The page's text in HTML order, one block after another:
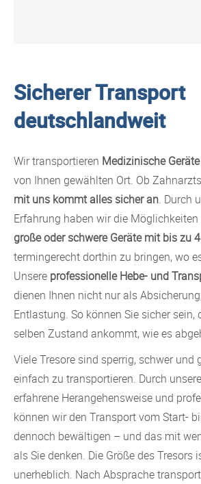
Sicherer Transport
deutschlandweit
Wir transportieren Medizinische Geräte
von Ihnen gewählten Ort. Ob
mit uns kommt alles sicher an. Durch
Erfahrung haben wir die
große oder schwere Geräte mit bis zu
termingerecht dorthin zu bringen, wo
Unsere professionelle Hebe- und
dienen Ihnen nicht nur als
Entlastung. So können Sie sicher sein,
selben Zustand ankommt, wie es
Viele Tresore sind sperrig, schwer und
einfach zu transportieren. Durch
erfahrene Herangehensweise und
können wir den Transport vom Start-
dennoch bewältigen – und das mit
als Sie denken. Die Größe des Tresors
unerheblich. Nach Absprache